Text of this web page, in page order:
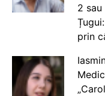
2 sau
prin